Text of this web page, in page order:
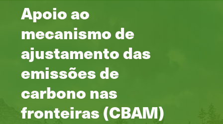
Apoio ao
mecanismo de
ajustamento das
emissões de
carbono nas
fronteiras (CBAM)